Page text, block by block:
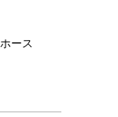
ース